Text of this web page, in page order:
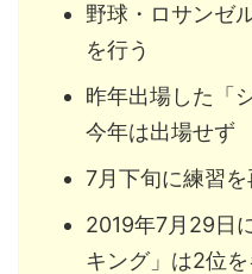
野球・ロサンゼ
を行う
昨年出場した「
今年は出場せず
7月下旬に練習を
2019年7月29日
キング」は2位